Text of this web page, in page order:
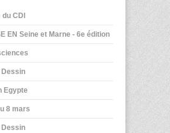
CDI
EN Seine et Marne - 6e édition
Egypte
8 mars